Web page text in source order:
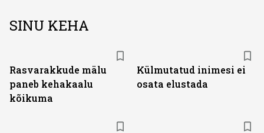
SINU KEHA
Rasvarakkude mälu
paneb kehakaalu
kõikuma
Külmutatud inimesi ei
osata elustada